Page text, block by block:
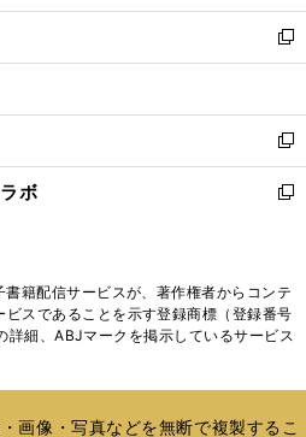
開
く
ウ
で
開
ン
ド
ウ
開
く
ウ
ィ
ン
ウ
で
開
く
し
い
ウ
ン
ド
ウ
で
新
し
ウ
ィ
ン
ド
く
新
し
い
ド
ウ
で
ボ
新
ィ
ン
ド
開
籍配信サービスが、著作権者からコンテ
スであることを示す登録商標（登録番号
細、ABJマークを掲示しているサービス
画像・写真などを無断で複製するこ